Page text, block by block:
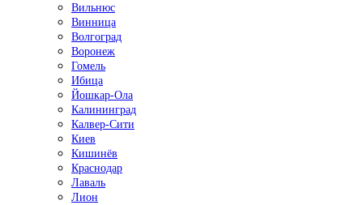
Вильнюс
Винница
Волгоград
Воронеж
Гомель
Ибица
Йошкар-Ола
Калининград
Калвер-Сити
Киев
Кишинёв
Краснодар
Лаваль
Лион